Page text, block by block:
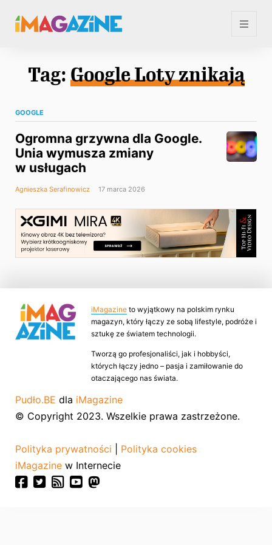
Tag: Google Loty znikają
GOOGLE
Ogromna grzywna dla Google.
Unia wymusza zmiany
w usługach
Agnieszka Serafinowicz 17 marca 2026
iMagazine to wyjątkowy na polskim rynku
magazyn, który łączy ze sobą lifestyle, podróże i
sztukę ze światem technologii.
Tworzą go profesjonaliści, jak i hobbyści,
których łączy jedno – pasja i zamiłowanie do
otaczającego nas świata.
Pudło.BE dla iMagazine
© Copyright 2023. Wszelkie prawa zastrzeżone.
Polityka prywatności
Polityka cookies
iMagazine w Internecie